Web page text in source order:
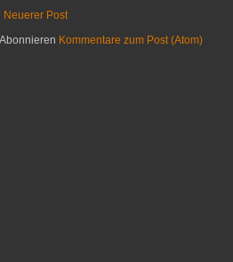
Neuerer Post
Abonnieren Kommentare zum Post (Atom)